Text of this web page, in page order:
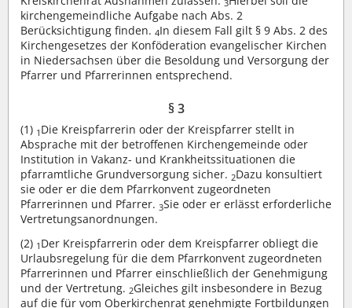
3
kirchengemeindliche Aufgabe nach Abs. 2
Berücksichtigung finden. 4In diesem Fall gilt § 9 Abs. 2 des
Kirchengesetzes der Konföderation evangelischer Kirchen
in Niedersachsen über die Besoldung und Versorgung der
Pfarrer und Pfarrerinnen entsprechend.
§ 3
(1) 1 Die Kreispfarrerin oder der Kreispfarrer stellt in
Absprache mit der betroffenen Kirchengemeinde oder
Institution in Vakanz- und Krankheitssituationen die
pfarramtliche Grundversorgung sicher. 2Dazu konsultiert
sie oder er die dem Pfarrkonvent zugeordneten
Pfarrerinnen und Pfarrer. 3Sie oder er erlässt erforderliche
Vertretungsanordnungen.
(2) 1 Der Kreispfarrerin oder dem Kreispfarrer obliegt die
Urlaubsregelung für die dem Pfarrkonvent zugeordneten
Pfarrerinnen und Pfarrer einschließlich der Genehmigung
und der Vertretung. 2Gleiches gilt insbesondere in Bezug
auf die für vom Oberkirchenrat genehmigte Fortbildungen